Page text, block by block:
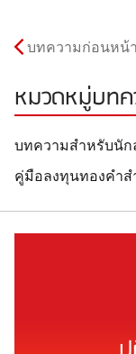
บทความก่อนหน้า
หมวดหมู่บทค
บทความสำหรับนัก
คู่มือลงทุนทองคำ